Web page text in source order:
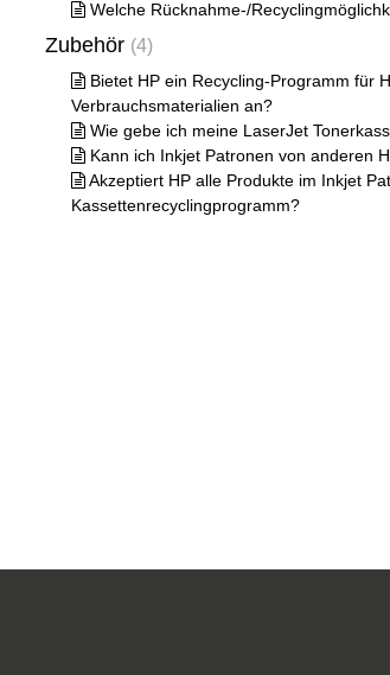
Welche Rücknahme-/
Zubehör 4
Bietet HP ein Recycling-Programm für
Verbrauchsmaterialien an?
Wie gebe ich meine LaserJet
Kann ich Inkjet Patronen von anderen
Akzeptiert HP alle Produkte im Inkjet
Kassettenrecyclingprogramm?